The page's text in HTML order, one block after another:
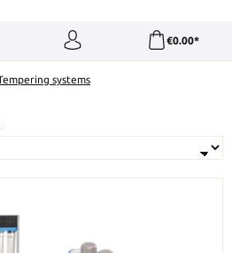
€0.00*
systems